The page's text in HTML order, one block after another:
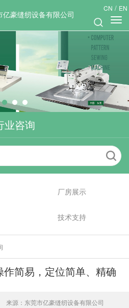
亿豪缝纫设备有限公司
CN / EN
业咨询
厂房展示
技术支持
简易，定位简单、精确
来源：东莞市亿豪缝纫设备有限公司